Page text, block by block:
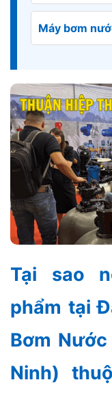
Máy bơm
Tại sao
phẩm tại
Bơm
Ninh)